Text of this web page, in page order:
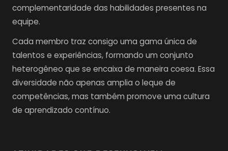
complementaridade das habilidades presentes na
equipe.
Cada membro traz consigo uma gama única de
talentos e experiências, formando um conjunto
heterogêneo que se encaixa de maneira coesa. Essa
diversidade não apenas amplia o leque de
competências, mas também promove uma cultura
de aprendizado contínuo.